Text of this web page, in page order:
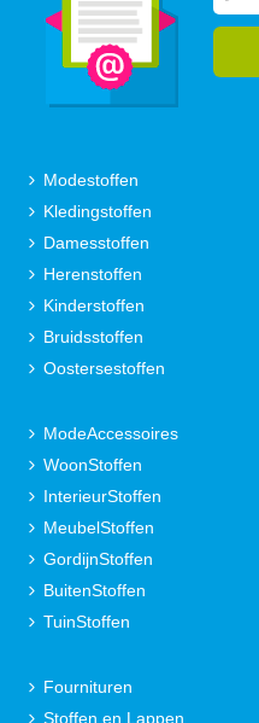
Modestoffen
Kledingstoffen
Damesstoffen
Herenstoffen
Kinderstoffen
Bruidsstoffen
Oostersestoffen
ModeAccessoires
WoonStoffen
InterieurStoffen
MeubelStoffen
GordijnStoffen
BuitenStoffen
TuinStoffen
Fournituren
Stoffen en Lappen